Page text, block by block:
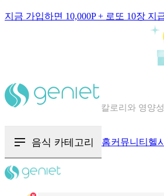
지금 가입하면 10,000P + 로또 10장 지
칼로리와 영양
음식 카테고리 홈커뮤니티 헬